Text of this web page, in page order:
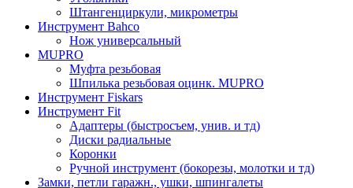
Штангенциркули, микрометры
Инструмент Bahco
Нож универсальный
MUPRO
Муфта резьбовая
Шпилька резьбовая оцинк. MUPRO
Инструмент Fiskars
Инструмент Fit
Адаптеры (быстросъем, унив. и тд)
Диски радиальные
Коронки
Ручной инструмент (бокорезы, молотки и тд)
Замки, петли гаражн., ушки, шпингалеты